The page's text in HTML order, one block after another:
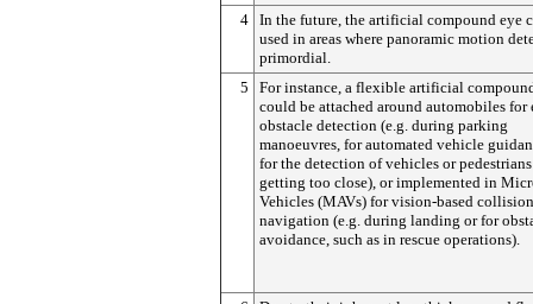
4 In the future, the artificial compound eye
used in areas where panoramic motion
primordial.
5
For instance, a flexible artificial
could be attached around automobiles
obstacle detection (e.g. during parking
manoeuvres, for automated vehicle
for the detection of vehicles or
getting too close), or implemented in
Vehicles (MAVs) for vision-based
navigation (e.g. during landing or for
avoidance, such as in rescue operations).